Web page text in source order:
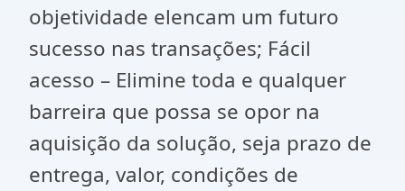
objetividade elencam um futuro
sucesso nas transações; Fácil
acesso – Elimine toda e qualquer
barreira que possa se opor na
aquisição da solução, seja prazo de
entrega, valor, condições de